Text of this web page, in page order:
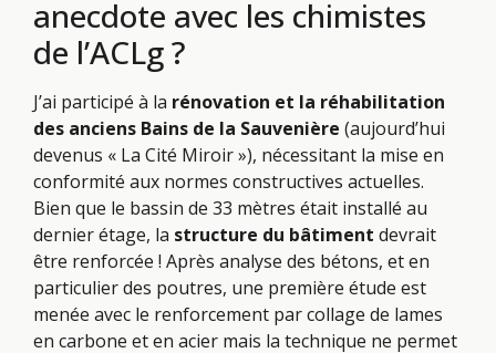
anecdote avec les chimistes
de l’ACLg ?
J’ai participé à la rénovation et la réhabilitation
des anciens Bains de la Sauvenière (aujourd’hui
devenus « La Cité Miroir »), nécessitant la mise en
conformité aux normes constructives actuelles.
Bien que le bassin de 33 mètres était installé au
dernier étage, la structure du bâtiment devrait
être renforcée ! Après analyse des bétons, et en
particulier des poutres, une première étude est
menée avec le renforcement par collage de lames
en carbone et en acier mais la technique ne permet